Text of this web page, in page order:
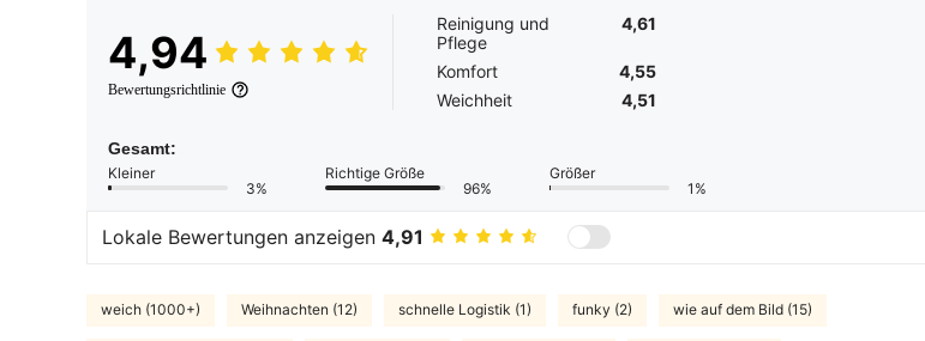
4,94
Bewertungsrichtlinie
Reinigung und
Pflege
4,61
Komfort
4,55
Weichheit
4,51
Gesamt:
Kleiner
3%
Richtige Größe
96%
Größer
1%
Lokale Bewertungen anzeigen 4,91
weich (1000+) Weihnachten (12) schnelle Logistik (1) funky (2) wie auf dem Bild (15)